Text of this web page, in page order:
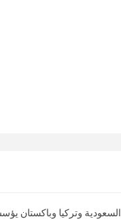
وتركيا وباكستان